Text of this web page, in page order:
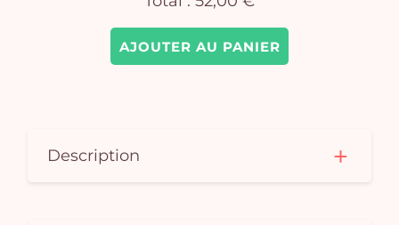
AJOUTER AU PANIER
Description